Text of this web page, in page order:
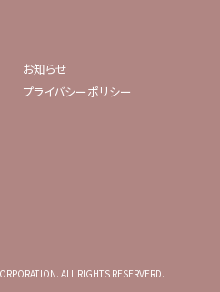
お知らせ
プライバシーポリシー
ALL RIGHTS RESERVERD.